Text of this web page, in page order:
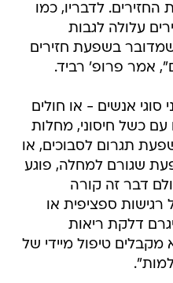
לדבריו, כמו
עלולה לגבות
שמדובר בשפעת חזירים
אמר פרופ' רביד.
אנשים - או חולים
כשל חיסוני, מחלות
תגרום לסבוכים, או
שגורם למחלה, פוגע
דבר זה קורה
רגישות ספציפית או
דלקת ריאות
טיפול מיידי של